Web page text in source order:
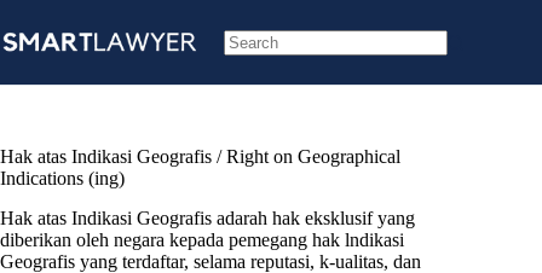
to
content
results
Hak atas Indikasi Geografis / Right on Geographical
Indications (ing)
Hak atas Indikasi Geografis adarah hak eksklusif yang
diberikan oleh negara kepada pemegang hak lndikasi
Geografis yang terdaftar, selama reputasi, k-ualitas, dan